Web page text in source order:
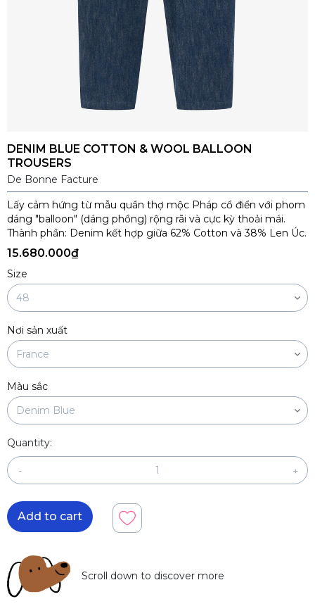
DENIM BLUE COTTON & WOOL BALLOON
TROUSERS
De Bonne Facture
Lấy cảm hứng từ mẫu quần thợ mộc Pháp cổ điển với phom
dáng "balloon" (dáng phồng) rộng rãi và cực kỳ thoải mái.
Thành phần: Denim kết hợp giữa 62% Cotton và 38% Len Úc.
15.680.000₫
Size
Nơi sản xuất
Màu sắc
Quantity:
- +
Add to cart
Scroll down to discover more